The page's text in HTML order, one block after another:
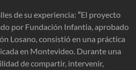
de su experiencia: “El proyecto
por Fundación Infantia, aprobado
Losano, consistió en una práctica
en Montevideo. Durante una
de compartir, intervenir,